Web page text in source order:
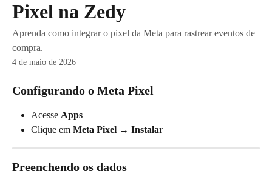
Pixel na Zedy
Aprenda como integrar o pixel da Meta para rastrear eventos de
compra.
4 de maio de 2026
Configurando o Meta Pixel
Acesse Apps
Clique em Meta Pixel → Instalar
Preenchendo os dados